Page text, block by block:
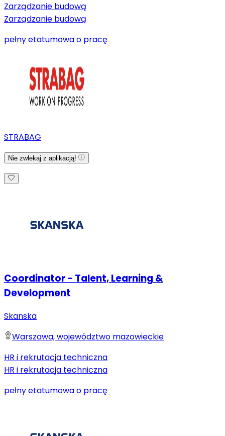
Zarządzanie budową
Zarządzanie budową
pełny etatumowa o pracę
STRABAG
Nie zwlekaj z aplikacją!
Coordinator - Talent, Learning &
Development
Skanska
Warszawa, województwo mazowieckie
HR i rekrutacja techniczna
HR i rekrutacja techniczna
pełny etatumowa o pracę